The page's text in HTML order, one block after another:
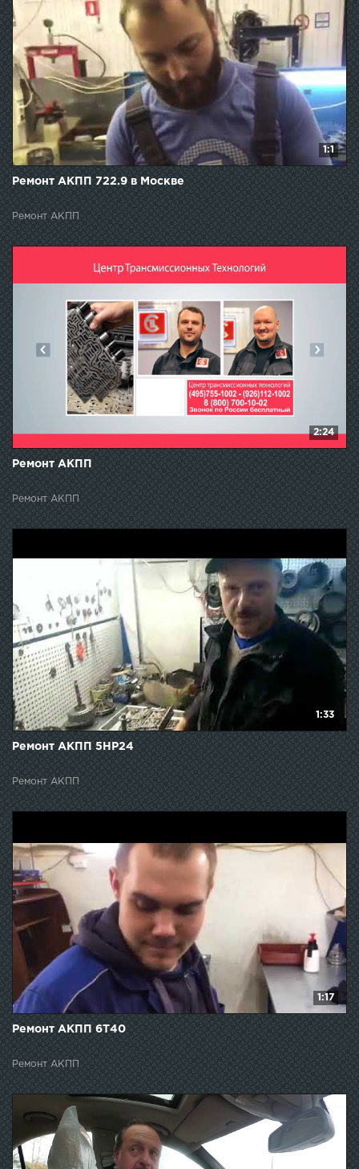
1:1
Ремонт АКПП 722.9 в Москве
Ремонт АКПП
2:24
Ремонт АКПП
Ремонт АКПП
1:33
Ремонт АКПП 5НР24
Ремонт АКПП
1:17
Ремонт АКПП 6Т40
Ремонт АКПП